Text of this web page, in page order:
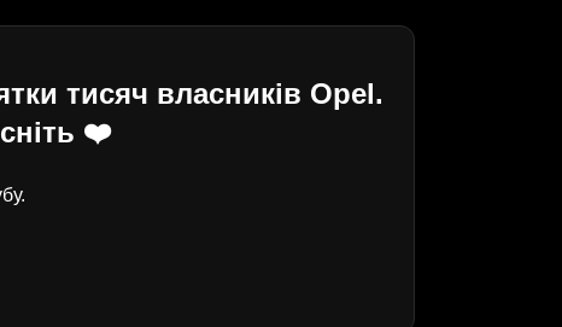
тисяч власників Opel.
❤️